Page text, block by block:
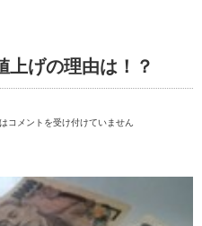
上げの理由は！？
コメントを受け付けていません